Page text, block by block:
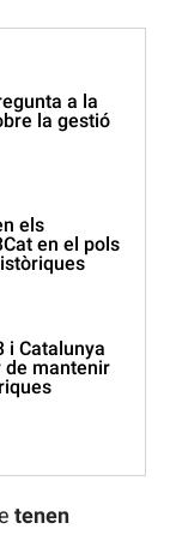
a la
la gestió
els
en el pols
i Catalunya
de mantenir
tenen